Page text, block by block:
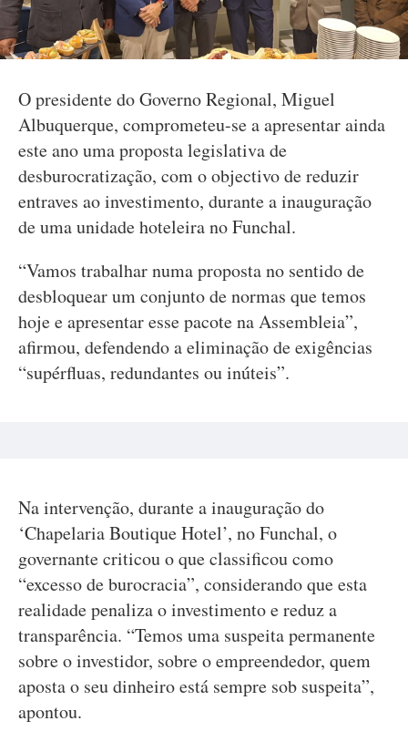
O presidente do Governo Regional, Miguel
Albuquerque, comprometeu-se a apresentar ainda
este ano uma proposta legislativa de
desburocratização, com o objectivo de reduzir
entraves ao investimento, durante a inauguração
de uma unidade hoteleira no Funchal.
“Vamos trabalhar numa proposta no sentido de
desbloquear um conjunto de normas que temos
hoje e apresentar esse pacote na Assembleia”,
afirmou, defendendo a eliminação de exigências
“supérfluas, redundantes ou inúteis”.
Na intervenção, durante a inauguração do
‘Chapelaria Boutique Hotel’, no Funchal, o
governante criticou o que classificou como
“excesso de burocracia”, considerando que esta
realidade penaliza o investimento e reduz a
transparência. “Temos uma suspeita permanente
sobre o investidor, sobre o empreendedor, quem
aposta o seu dinheiro está sempre sob suspeita”,
apontou.